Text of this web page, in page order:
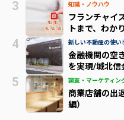
知識・ノウハウ
フランチャイ
トまで、わか
新しい不動産の使い
金融機関の空
を実現/城北信
調査・マーケティン
商業店舗の出
編）